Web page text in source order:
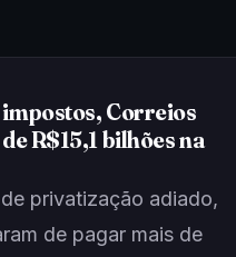
impostos, Correios
R$15,1 bilhões na
privatização adiado,
de pagar mais de